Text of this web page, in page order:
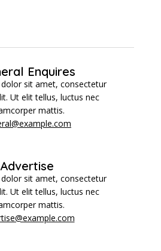
Enquires
sit amet, consectetur
Ut elit tellus, luctus nec
mattis.
Advertise
sit amet, consectetur
Ut elit tellus, luctus nec
mattis.